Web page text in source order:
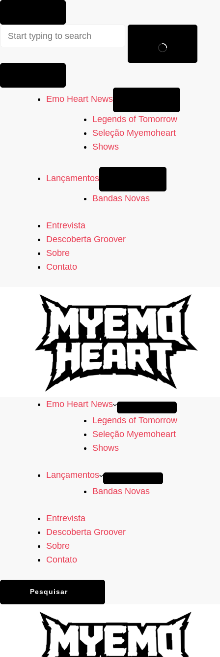
resultados
Emo Heart News
Legends of Tomorrow
Seleção Myemoheart
Shows
Lançamentos
Bandas Novas
Entrevista
Descoberta Groover
Sobre
Contato
Emo Heart News
Legends of Tomorrow
Seleção Myemoheart
Shows
Lançamentos
Bandas Novas
Entrevista
Descoberta Groover
Sobre
Contato
Pesquisar